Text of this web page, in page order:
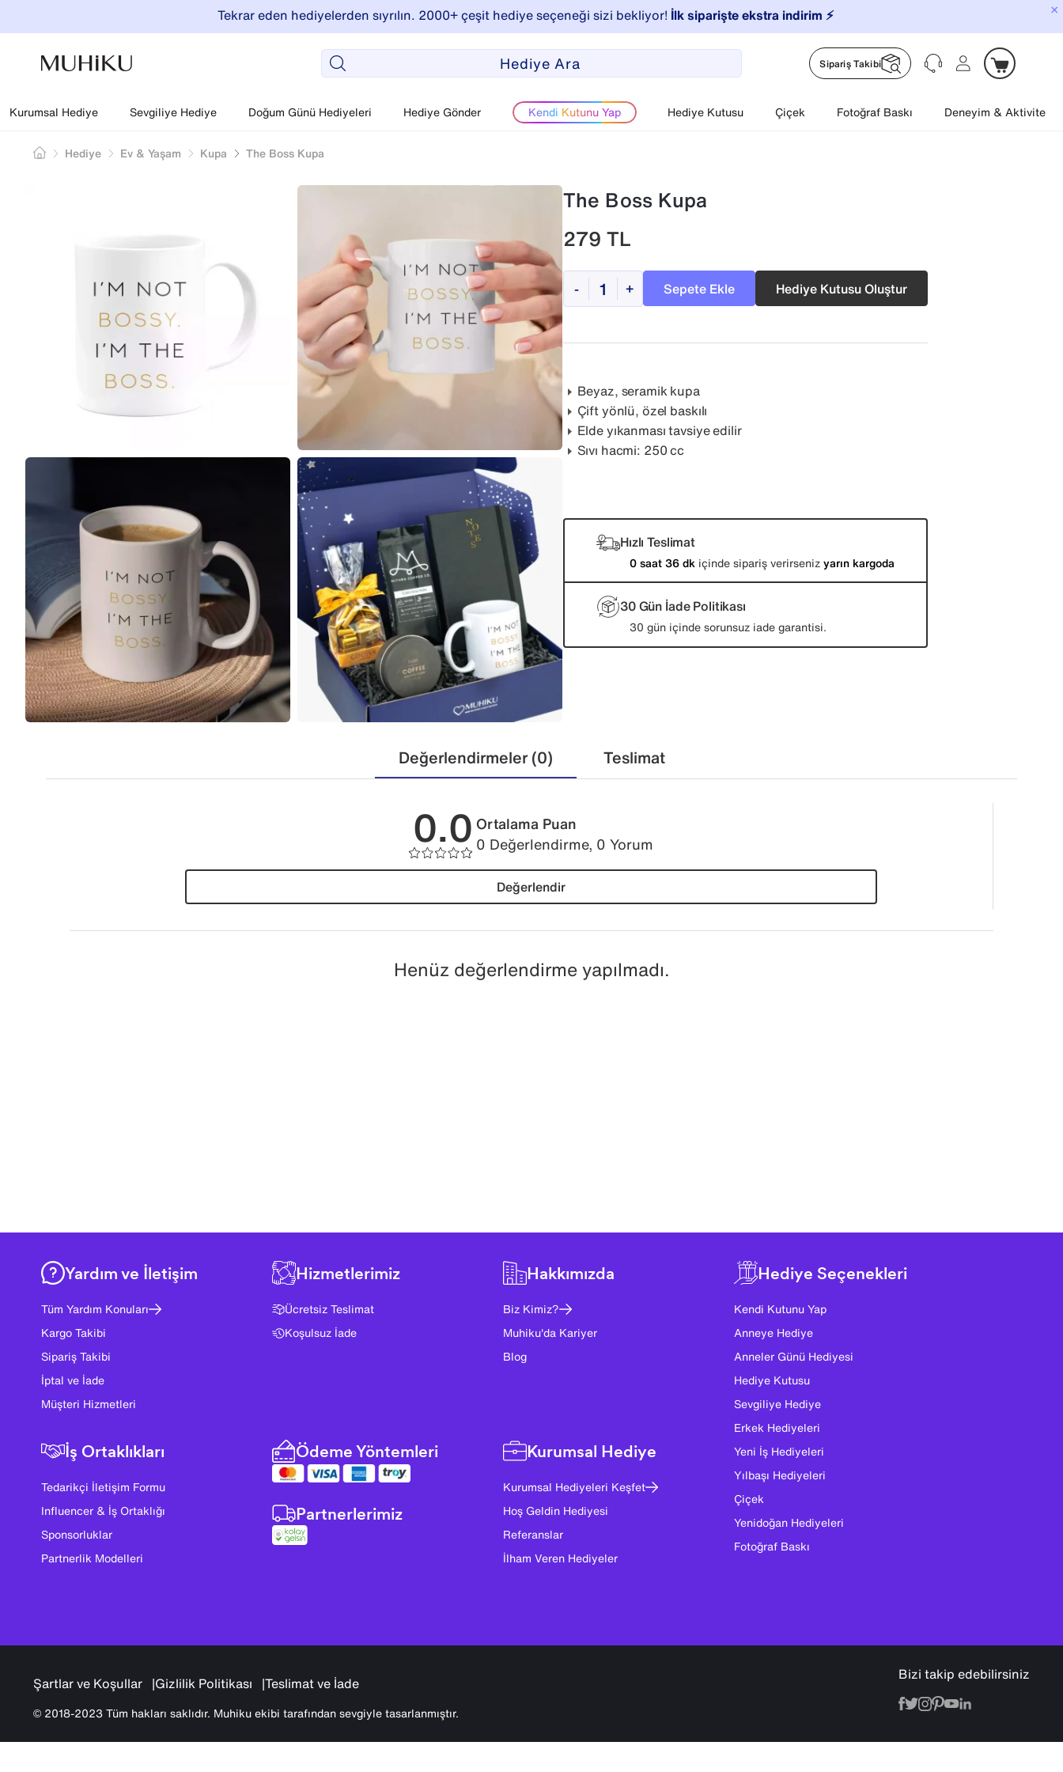
×
Tekrar eden hediyelerden sıyrılın. 2000+ çeşit hediye seçeneği sizi bekliyor! İlk siparişte ekstra indirim ⚡️
Sipariş Takibi
Kurumsal Hediye Sevgiliye Hediye Doğum Günü Hediyeleri Hediye Gönder Kendi Kutunu Yap Hediye Kutusu Çiçek Fotoğraf Baskı Deneyim & Aktivite
Hediye Ev & Yaşam Kupa The Boss Kupa
The Boss Kupa
279 TL
- + Sepete Ekle Hediye Kutusu Oluştur
Beyaz, seramik kupa
Çift yönlü, özel baskılı
Elde yıkanması tavsiye edilir
Sıvı hacmi: 250 cc
Hızlı Teslimat
0 saat 36 dk içinde sipariş verirsenizyarın kargoda
30 Gün İade Politikası
30 gün içinde sorunsuz iade garantisi.
Değerlendirmeler (0) Teslimat
0.0 Ortalama Puan
0 Değerlendirme, 0 Yorum
Değerlendir
Henüz değerlendirme yapılmadı.
Yardım ve İletişim
Tüm Yardım Konuları
Kargo Takibi
Sipariş Takibi
İptal ve İade
Müşteri Hizmetleri
İş Ortaklıkları
Tedarikçi İletişim Formu
Influencer & İş Ortaklığı
Sponsorluklar
Partnerlik Modelleri
Hizmetlerimiz
Ücretsiz Teslimat
Koşulsuz İade
Ödeme Yöntemleri
Partnerlerimiz
Hakkımızda
Biz Kimiz?
Muhiku'da Kariyer
Blog
Kurumsal Hediye
Kurumsal Hediyeleri Keşfet
Hoş Geldin Hediyesi
Referanslar
İlham Veren Hediyeler
Hediye Seçenekleri
Kendi Kutunu Yap
Anneye Hediye
Anneler Günü Hediyesi
Hediye Kutusu
Sevgiliye Hediye
Erkek Hediyeleri
Yeni İş Hediyeleri
Yılbaşı Hediyeleri
Çiçek
Yenidoğan Hediyeleri
Fotoğraf Baskı
Şartlar ve Koşullar Gizlilik Politikası Teslimat ve İade
© 2018-2023 Tüm hakları saklıdır. Muhiku ekibi tarafından sevgiyle tasarlanmıştır.
Bizi takip edebilirsiniz